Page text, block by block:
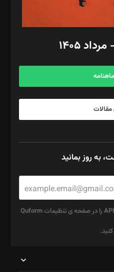
به روز بمانید
برای استفاده از ریکپچا بایستی کلید API را در صفحه ی تنظیمات Quform